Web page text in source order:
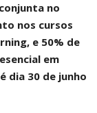
no
nos cursos
e 50% de
em
dia 30 de junho